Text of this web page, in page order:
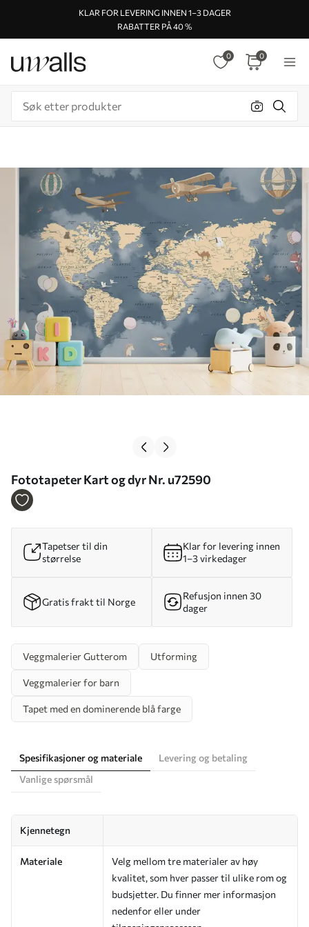
KLAR FOR LEVERING INNEN 1–3 DAGER
RABATTER PÅ 40 %
0 0
Fototapeter Kart og dyr Nr. u72590
Tapetser til din
størrelse
Klar for levering innen
1–3 virkedager
Gratis frakt til Norge
Refusjon innen 30
dager
Veggmalerier Gutterom Utforming
Veggmalerier for barn
Tapet med en dominerende blå farge
Spesifikasjoner og materiale
Levering og betaling
Vanlige spørsmål
Kjennetegn
Materiale
Velg mellom tre materialer av høy
kvalitet, som hver passer til ulike rom og
budsjetter. Du finner mer informasjon
nedenfor eller under